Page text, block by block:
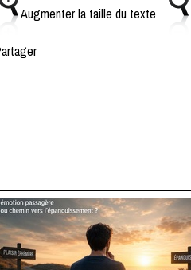
Augmenter la taille du texte